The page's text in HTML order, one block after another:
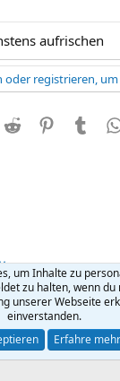
aufrischen
oder registrieren,
Reddit Pinterest
Datenschutz
® © 2010-2026 XenForo
um Inhalte zu
zu halten, wenn
unserer Webseite
einverstanden.
Erfahre